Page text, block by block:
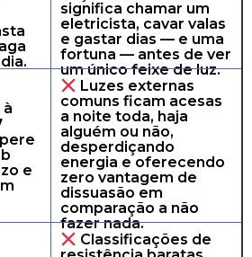
significa chamar um
eletricista, cavar valas
e gastar dias — e uma
fortuna — antes de ver
um único feixe de luz.
e
​​Luzes externas
comuns ficam acesas
a noite toda, haja
alguém ou não,
desperdiçando
energia e oferecendo
zero vantagem de
dissuasão em
comparação a não
fazer nada.
​Classificações de